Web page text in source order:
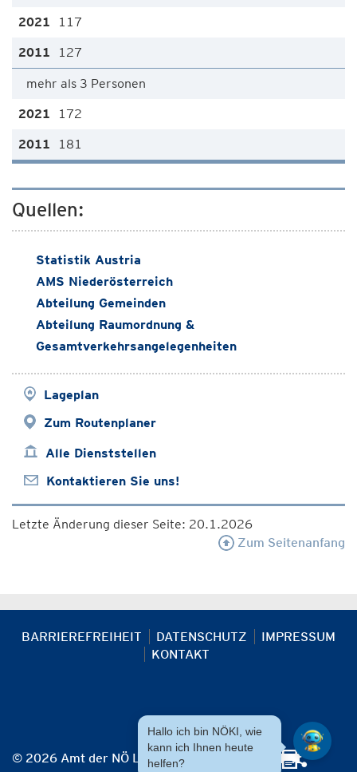
117
127
mehr als 3 Personen
172
181
Quellen:
Statistik Austria
AMS Niederösterreich
Abteilung Gemeinden
Abteilung Raumordnung &
Gesamtverkehrsangelegenheiten
Lageplan
Zum Routenplaner
Alle Dienststellen
Kontaktieren Sie uns!
Letzte Änderung dieser Seite: 20.1.2026
Zum Seitenanfang
BARRIEREFREIHEIT DATENSCHUTZ
IMPRESSUM
KONTAKT
© 2026 Amt der NÖ Landesregierung
Hallo ich bin NÖKI, wie
kann ich Ihnen heute
helfen?